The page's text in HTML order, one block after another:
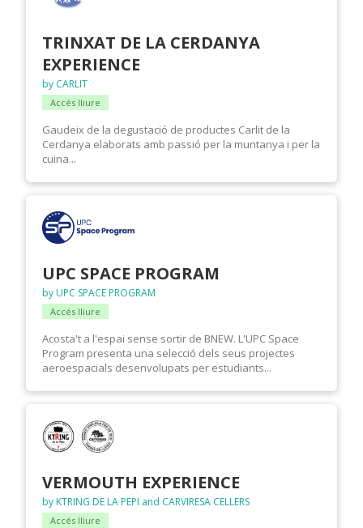
TRINXAT DE LA CERDANYA
EXPERIENCE
by CARLIT
Accés lliure
Gaudeix de la degustació de productes Carlit de la
Cerdanya elaborats amb passió per la muntanya i per la
cuina...
UPC SPACE PROGRAM
by UPC SPACE PROGRAM
Accés lliure
Acosta't a l'espai sense sortir de BNEW. L'UPC Space
Program presenta una selecció dels seus projectes
aeroespacials desenvolupats per estudiants...
VERMOUTH EXPERIENCE
by KTRING DE LA PEPI and CARVIRESA CELLERS
Accés lliure